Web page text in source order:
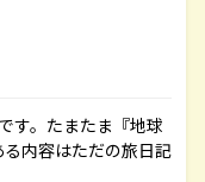
す。たまたま『地球
内容はただの旅日記